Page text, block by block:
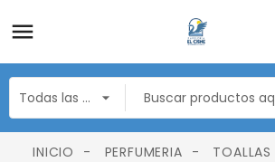
INICIO PERFUMERIA
TOALLAS